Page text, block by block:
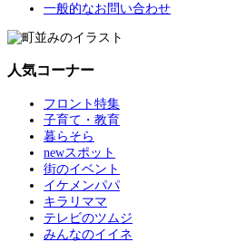
一般的なお問い合わせ
人気コーナー
フロント特集
子育て・教育
暮らそら
newスポット
街のイベント
イケメンパパ
キラリママ
テレビのツムジ
みんなのイイネ